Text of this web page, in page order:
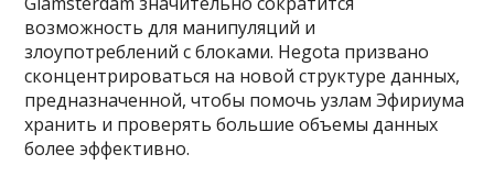
возможность для манипуляций и
злоупотреблений с блоками. Hegota призвано
сконцентрироваться на новой структуре данных,
предназначенной, чтобы помочь узлам Эфириума
хранить и проверять большие объемы данных
более эффективно.